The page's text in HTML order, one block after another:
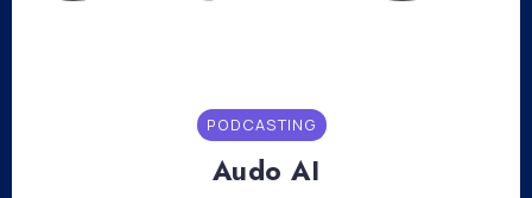
PODCASTING
Audo AI